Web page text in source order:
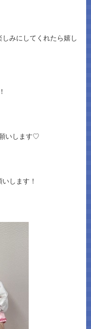
みにしてくれたら嬉し
いします♡
します！